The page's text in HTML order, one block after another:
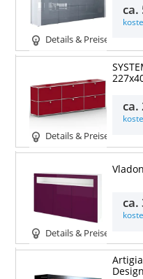
Details & Preise
ca.
Details & Preise
ca.
Details & Preise
ca.